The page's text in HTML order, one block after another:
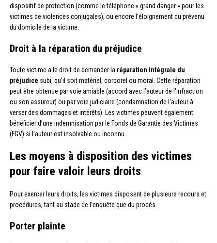
dispositif de protection (comme le téléphone « grand danger » pour les
victimes de violences conjugales), ou encore l’éloignement du prévenu
du domicile de la victime.
Droit à la réparation du préjudice
Toute victime a le droit de demander la réparation intégrale du
préjudice subi, qu’il soit matériel, corporel ou moral. Cette réparation
peut être obtenue par voie amiable (accord avec l’auteur de l’infraction
ou son assureur) ou par voie judiciaire (condamnation de l’auteur à
verser des dommages et intérêts). Les victimes peuvent également
bénéficier d’une indemnisation par le Fonds de Garantie des Victimes
(FGV) si l’auteur est insolvable ou inconnu.
Les moyens à disposition des victimes
pour faire valoir leurs droits
Pour exercer leurs droits, les victimes disposent de plusieurs recours et
procédures, tant au stade de l’enquête que du procès.
Porter plainte